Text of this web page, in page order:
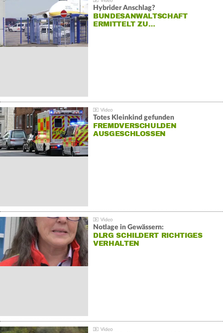
Hybrider Anschlag?
BUNDESANWALTSCHAFT
ERMITTELT ZU…
Totes Kleinkind gefunden
FREMDVERSCHULDEN
AUSGESCHLOSSEN
Notlage in Gewässern:
DLRG SCHILDERT RICHTIGES
VERHALTEN